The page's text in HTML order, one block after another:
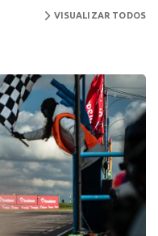
VISUALIZAR TODOS